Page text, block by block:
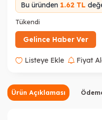
Bu üründen 1.62 TL
Tükendi
Gelince Haber Ver
Listeye Ekle Fiyat
Ürün Açıklaması